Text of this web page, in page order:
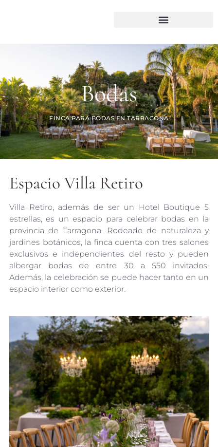
Bodas
FINCA PARA BODAS EN TARRAGONA
Espacio Villa Retiro
Villa Retiro, además de ser un Hotel Boutique 5
estrellas, es un espacio para celebrar bodas en la
provincia de Tarragona. Rodeado de naturaleza y
jardines botánicos, la finca cuenta con tres salones
exclusivos e independientes del resto y pueden
albergar bodas de entre 30 a 550 invitados.
Además, la celebración se puede hacer tanto en un
espacio interior como exterior.